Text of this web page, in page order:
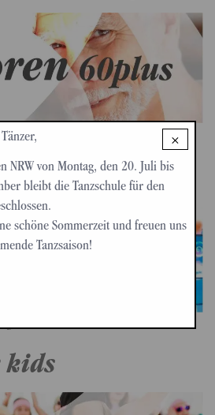
Tanztreff ...
& choreos
...
kids
×
NRW von Montag, den 20. Juli bis
bleibt die Tanzschule für den
schöne Sommerzeit und freuen uns
Tanzsaison!